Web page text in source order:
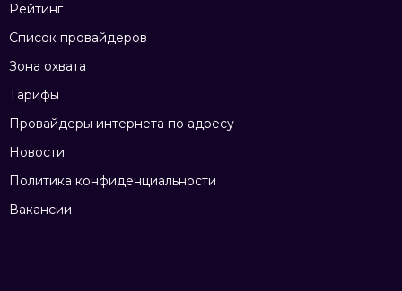
Рейтинг
Список провайдеров
Зона охвата
Тарифы
Провайдеры интернета по адресу
Новости
Политика конфиденциальности
Вакансии